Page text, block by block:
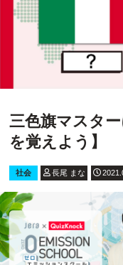
三色旗マスタ
を覚えよう】
社会 長尾 まな